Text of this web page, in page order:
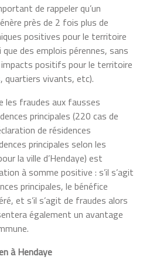
de rappeler qu’un
près de 2 fois plus de
positives pour le territoire
des emplois pérennes, sans
positifs pour le territoire
quartiers vivants, etc).
les fraudes aux fausses
principales (220 cas de
de résidences
principales selon les
la ville d’Hendaye) est
à somme positive : s’il s’agit
principales, le bénéfice
et s’il s’agit de fraudes alors
également un avantage
à Hendaye